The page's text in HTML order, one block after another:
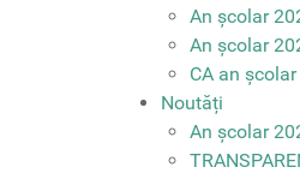
An școlar
An școlar
CA an
Noutăți
An școlar